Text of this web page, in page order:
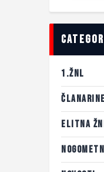
1.ŽNL
ČLANARINE
ELITNA